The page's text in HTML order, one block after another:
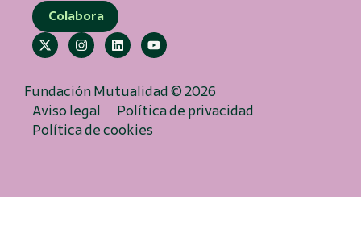
Colabora
Fundación Mutualidad © 2026
Aviso legal
Política de privacidad
Política de cookies